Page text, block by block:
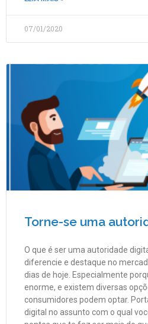
07/01/2020
Torne-se uma
O que é ser uma autoridade
diferencie e destaque no
dias de hoje. Especialmente
enorme, e existem diversas
consumidores podem optar.
digital no assunto com o qual